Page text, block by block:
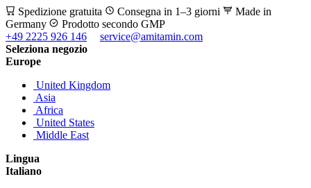
Spedizione gratuita Consegna in 1–3 giorni
Made in
Germany
Prodotto secondo GMP
+49 2225 926 146
service@amitamin.com
Seleziona negozio
Europe
United Kingdom
Asia
Africa
United States
Middle East
Lingua
Italiano